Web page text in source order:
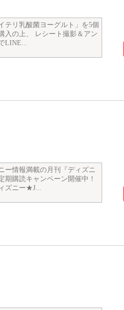
テリ乳酸菌ヨーグルト」を5個
入の上、 レシート撮影＆アン
LINE...
ー情報満載の月刊『ディズニ
期購読キャンペーン開催中！
ズニー★J...